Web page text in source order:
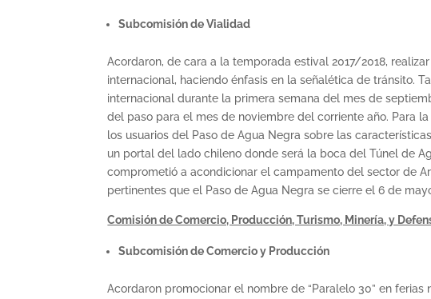
Subcomisión de Vialidad
Acordaron, de cara a la temporada estival 2017/2018,
internacional, haciendo énfasis en la señalética de tránsito.
internacional durante la primera semana del mes de
del paso para el mes de noviembre del corriente año. Para
los usuarios del Paso de Agua Negra sobre las
un portal del lado chileno donde será la boca del Túnel de
comprometió a acondicionar el campamento del sector de
pertinentes que el Paso de Agua Negra se cierre el 6 de
Comisión de Comercio, Producción, Turismo, Minería, y
Subcomisión de Comercio y Producción
Acordaron promocionar el nombre de “Paralelo 30” en